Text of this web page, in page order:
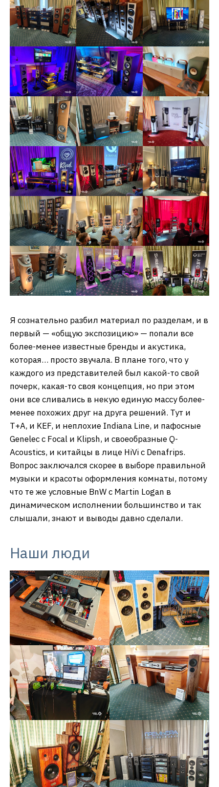
Я сознательно разбил материал по разделам, и в
первый — «общую экспозицию» — попали все
более-менее известные бренды и акустика,
которая… просто звучала. В плане того, что у
каждого из представителей был какой-то свой
почерк, какая-то своя концепция, но при этом
они все сливались в некую единую массу более-
менее похожих друг на друга решений. Тут и
Т+А, и KEF, и неплохие Indiana Line, и пафосные
Genelec с Focal и Klipsh, и своеобразные Q-
Acoustics, и китайцы в лице HiVi с Denafrips.
Вопрос заключался скорее в выборе правильной
музыки и красоты оформления комнаты, потому
что те же условные BnW с Martin Logan в
динамическом исполнении большинство и так
слышали, знают и выводы давно сделали.
Наши люди